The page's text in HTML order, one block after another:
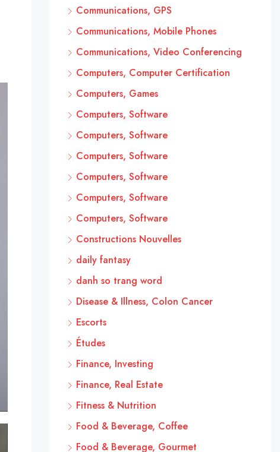
Communications, GPS
Communications, Mobile Phones
Communications, Video Conferencing
Computers, Computer Certification
Computers, Games
Computers, Software
Computers, Software
Computers, Software
Computers, Software
Computers, Software
Computers, Software
Constructions Nouvelles
daily fantasy
danh so trang word
Disease & Illness, Colon Cancer
Escorts
Études
Finance, Investing
Finance, Real Estate
Fitness & Nutrition
Food & Beverage, Coffee
Food & Beverage, Gourmet